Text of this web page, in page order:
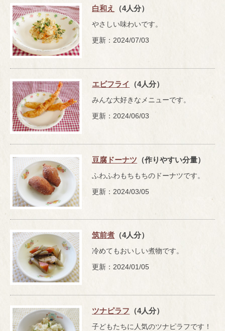
白和え （4人分）
やさしい味わいです。
更新：2024/07/03
エビフライ （4人分）
みんな大好きなメニューです。
更新：2024/06/03
豆腐ドーナツ （作りやすい分量）
ふわふわもちもちのドーナツです。
更新：2024/03/05
筑前煮 （4人分）
冷めてもおいしい煮物です。
更新：2024/01/05
ツナピラフ （4人分）
子どもたちに人気のツナピラフです！